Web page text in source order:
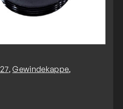
,Gewindekappe,